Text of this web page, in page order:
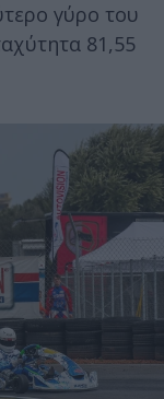
γύρο του
81,55